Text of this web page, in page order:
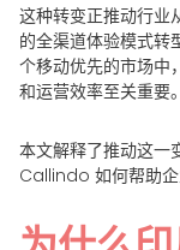
这种转变正推动行业
的全渠道体验模式转
个移动优先的市场中
和运营效率至关重要
本文解释了推动这一
Callindo 如何帮助企